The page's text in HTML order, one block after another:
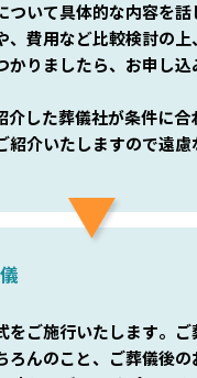
ついて具体的な内容を話
、費用など比較検討の上
かりましたら、お申し込
した葬儀社が条件に合
紹介いたしますので遠慮
をご施行いたします。ご
ろんのこと、ご葬儀後の